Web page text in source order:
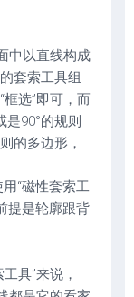
中以直线构成
套索工具组
选”即可，而
90°的规则
的多边形，
“磁性套索工
提是轮廓跟背
具”来说，